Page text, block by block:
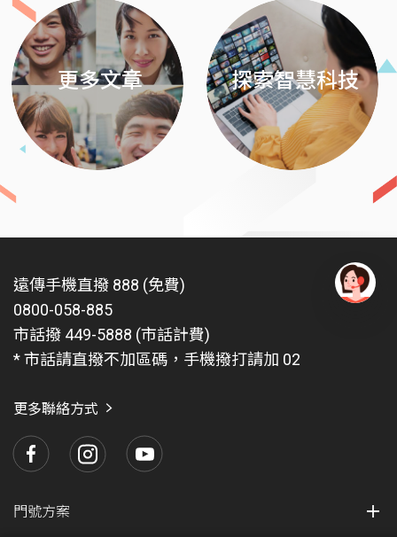
更多文章 探索智慧科技
遠傳手機直撥 888 (免費)
0800-058-885
市話撥 449-5888 (市話計費)
* 市話請直撥不加區碼，手機撥打請加 02
更多聯絡方式
門號方案